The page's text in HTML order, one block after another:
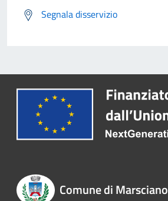
Segnala disservizio
Comune di Marsciano